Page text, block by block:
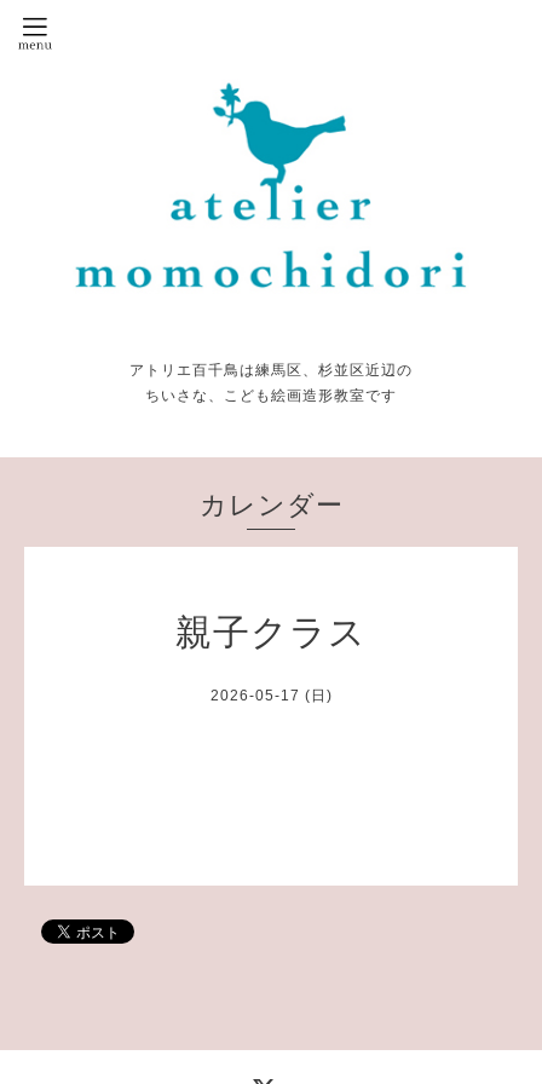
アトリエ百千鳥は練馬区、杉並区近辺の
ちいさな、こども絵画造形教室です
カレンダー
親子クラス
2026-05-17 (日)